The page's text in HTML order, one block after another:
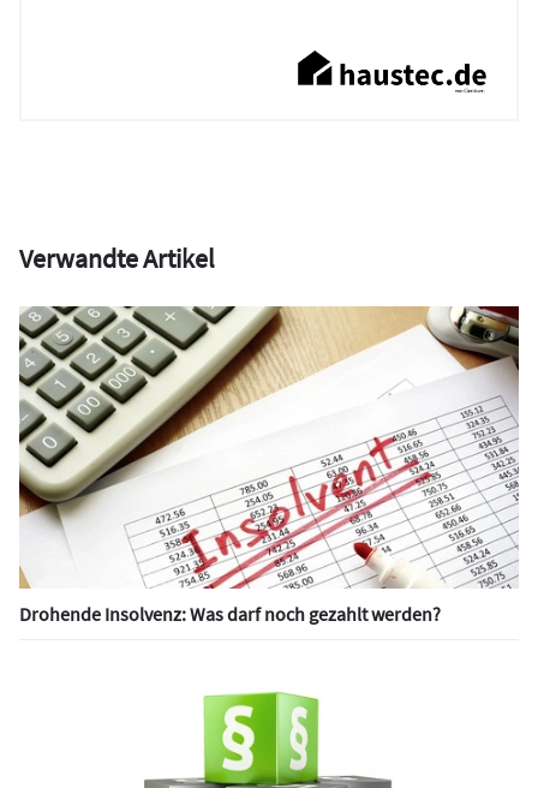
Verwandte Artikel
Drohende Insolvenz: Was darf noch gezahlt werden?